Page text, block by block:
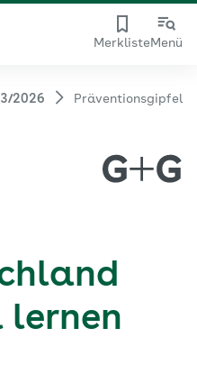
MerklisteMenü
2026 Präventionsgipfel
lernen